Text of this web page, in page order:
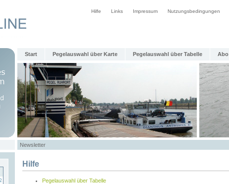
Hilfe Links Impressum Nutzungsbedingungen
Start Pegelauswahl über Karte Pegelauswahl über Tabelle Abo
Newsletter
Hilfe
Pegelauswahl über Tabelle